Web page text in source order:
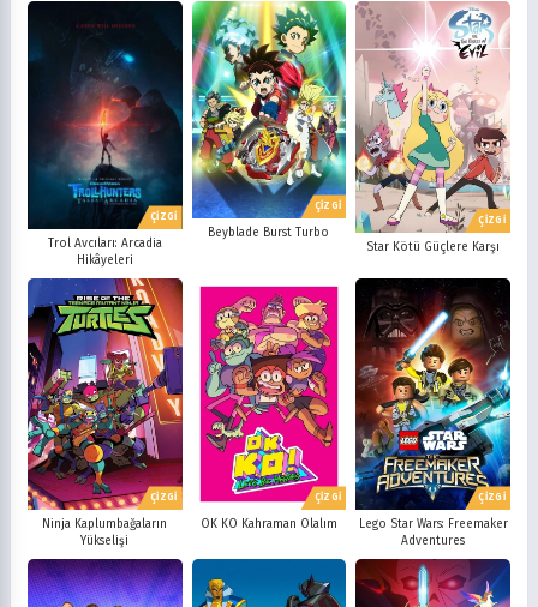
ÇİZGİ
Trol Avcıları: Arcadia
Hikâyeleri
ÇİZGİ
Beyblade Burst Turbo
ÇİZGİ
Star Kötü Güçlere Karşı
ÇİZGİ
Ninja Kaplumbağaların
Yükselişi
ÇİZGİ
OK KO Kahraman Olalım
ÇİZGİ
Lego Star Wars: Freemaker
Adventures